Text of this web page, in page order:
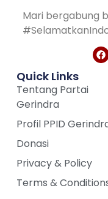
Mari bergabung
Quick Links
Tentang Partai
Gerindra
Profil PPID
Donasi
Privacy & Policy
Terms &